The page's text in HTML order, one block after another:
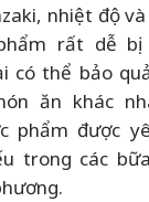
nhiệt độ
rất dễ bị
có thể bảo
ăn khác
phẩm được
trong các